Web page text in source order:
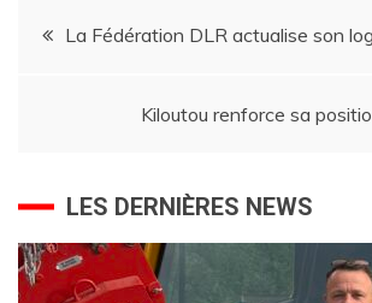
Navigation
La Fédération DLR actualise son
Kiloutou renforce sa
LES DERNIÈRES NEWS